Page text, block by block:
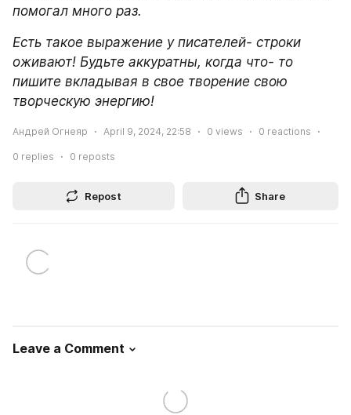
помогал много раз.
Есть такое выражение у писателей- строки
оживают! Будьте аккуратны, когда что- то
пишите вкладывая в свое творение свою
творческую энергию!
Андрей Огнеяр April 9, 2024, 22:58 0 views 0 reactions
0 replies 0 reposts
Repost Share
Leave a Comment